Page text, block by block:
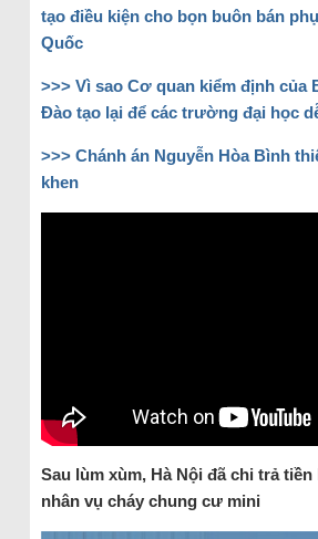
tạo điều kiện cho bọn buôn bán
Quốc
>>> Vì sao Cơ quan kiểm định của
Đào tạo lại để các trường đại học
>>> Chánh án Nguyễn Hòa Bình
khen
Sau lùm xùm, Hà Nội đã chi trả
nhân vụ cháy chung cư mini